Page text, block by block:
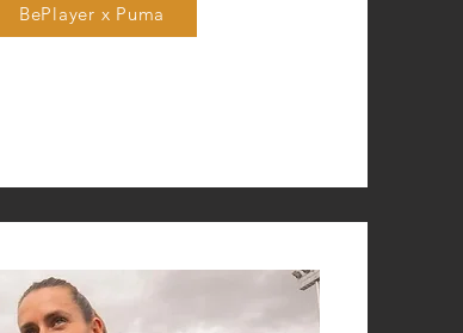
BePlayer x Puma